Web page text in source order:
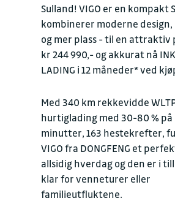
Sulland! VIGO er en kompakt
kombinerer moderne design,
og mer plass - til en attraktiv
kr 244 990,- og akkurat nå
LADING i 12 måneder* ved
Med 340 km rekkevidde
hurtiglading med 30-80 % på
minutter, 163 hestekrefter,
VIGO fra DONGFENG et
allsidig hverdag og den er i
klar for venneturer eller
familieutfluktene.